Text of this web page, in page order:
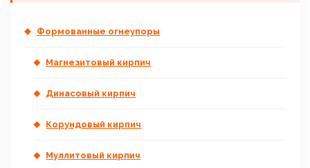
Формованные огнеупоры
Магнезитовый кирпич
Динасовый кирпич
Корундовый кирпич
Муллитовый кирпич